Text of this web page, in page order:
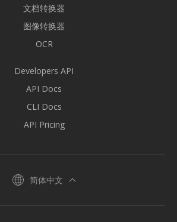
文档转换器
图像转换器
OCR
Developers API
API Docs
CLI Docs
API Pricing
简体中文